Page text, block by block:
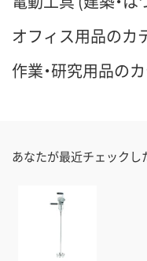
数量
カゴへ
オフィス用品のカ
作業・研究用品の
あなたが最近チェックし